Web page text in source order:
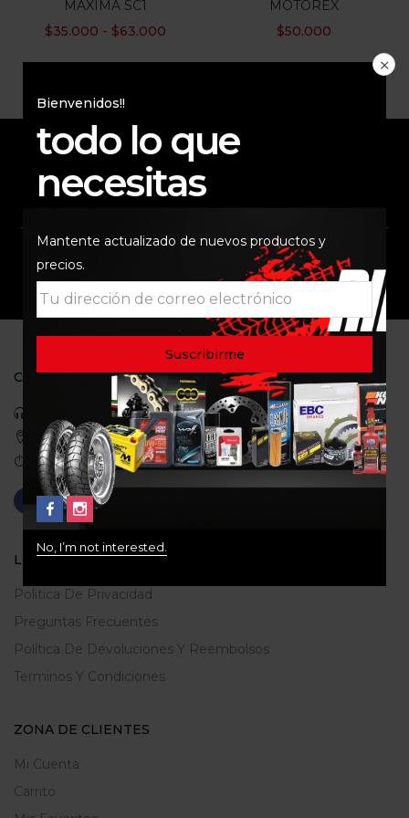
Categorias
MAXIMA SC1
$35.000 - $63.000
MOTOREX
$50.000
Bienvenidos!!
todo lo que
necesitas
Mantente actualizado de nuevos productos y
precios.
No, I’m not interested.
ENVÍO RAPIDO Y
SEGURO
SOPORTE COMUNIDAD
CONTACTO
Celular: 3113422933
Medellin, Colombia
Correo: gerencia@ridershouse.co
LEGALES
Politica De Privacidad
Preguntas Frecuentes
Política De Devoluciones Y Reembolsos
Terminos Y Condiciones
ZONA DE CLIENTES
Mi Cuenta
Carrito